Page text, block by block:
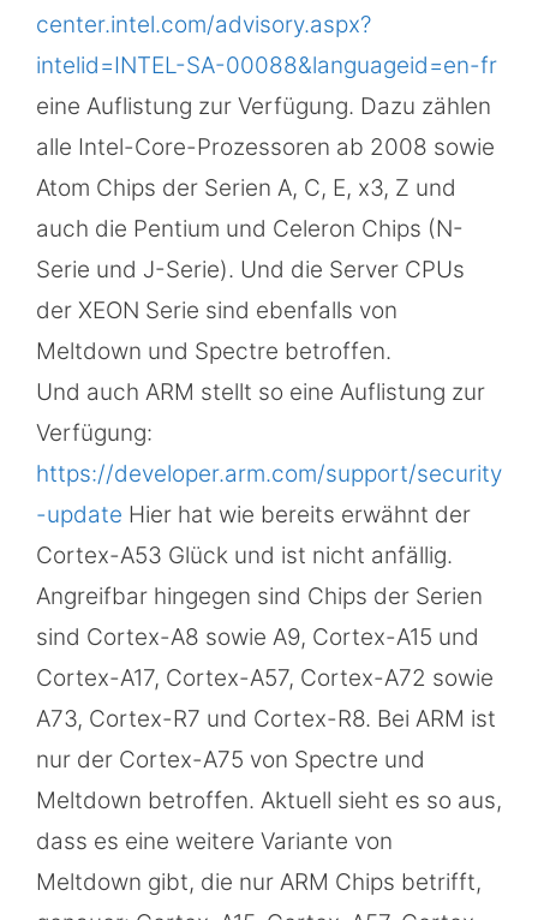
center.intel.com/advisory.aspx?
intelid=INTEL-SA-00088&languageid=en-fr
eine Auflistung zur Verfügung. Dazu zählen
alle Intel-Core-Prozessoren ab 2008 sowie
Atom Chips der Serien A, C, E, x3, Z und
auch die Pentium und Celeron Chips (N-
Serie und J-Serie). Und die Server CPUs
der XEON Serie sind ebenfalls von
Meltdown und Spectre betroffen.
Und auch ARM stellt so eine Auflistung zur
Verfügung:
https://developer.arm.com/support/security
-update Hier hat wie bereits erwähnt der
Cortex-A53 Glück und ist nicht anfällig.
Angreifbar hingegen sind Chips der Serien
sind Cortex-A8 sowie A9, Cortex-A15 und
Cortex-A17, Cortex-A57, Cortex-A72 sowie
A73, Cortex-R7 und Cortex-R8. Bei ARM ist
nur der Cortex-A75 von Spectre und
Meltdown betroffen. Aktuell sieht es so aus,
dass es eine weitere Variante von
Meltdown gibt, die nur ARM Chips betrifft,